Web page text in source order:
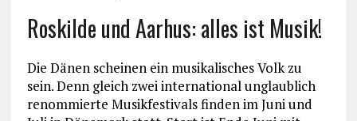
Roskilde und Aarhus: alles ist Musik!
Die Dänen scheinen ein musikalisches Volk zu
sein. Denn gleich zwei international unglaublich
renommierte Musikfestivals finden im Juni und